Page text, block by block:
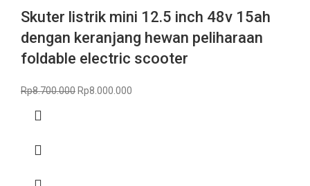
Skuter listrik mini 12.5 inch 48v 15ah
dengan keranjang hewan peliharaan
foldable electric scooter
Rp8.700.000 Rp8.000.000